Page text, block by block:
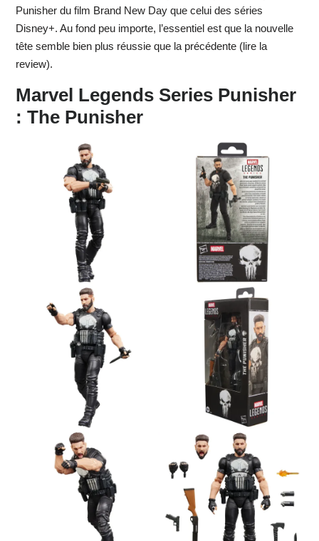
Punisher du film Brand New Day que celui des séries
Disney+. Au fond peu importe, l’essentiel est que la nouvelle
tête semble bien plus réussie que la précédente (lire la
review).
Marvel Legends Series Punisher
: The Punisher